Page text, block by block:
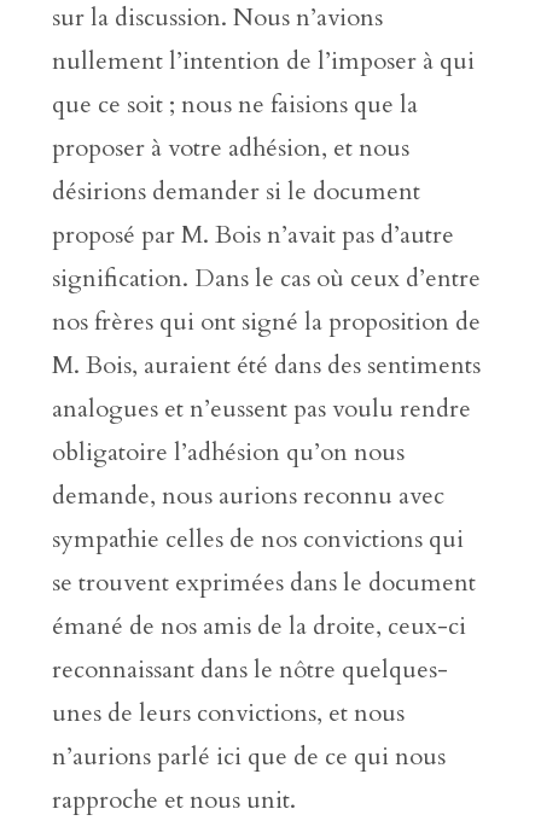
sur la discussion. Nous n’avions
nullement l’intention de l’imposer à qui
que ce soit ; nous ne faisions que la
proposer à votre adhésion, et nous
désirions demander si le document
proposé par M. Bois n’avait pas d’autre
signification. Dans le cas où ceux d’entre
nos frères qui ont signé la proposition de
M. Bois, auraient été dans des sentiments
analogues et n’eussent pas voulu rendre
obligatoire l’adhésion qu’on nous
demande, nous aurions reconnu avec
sympathie celles de nos convictions qui
se trouvent exprimées dans le document
émané de nos amis de la droite, ceux-ci
reconnaissant dans le nôtre quelques-
unes de leurs convictions, et nous
n’aurions parlé ici que de ce qui nous
rapproche et nous unit.